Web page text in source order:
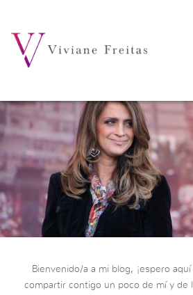
Bienvenido/a a mi blog, ¡espero aquí
compartir contigo un poco de mí y de